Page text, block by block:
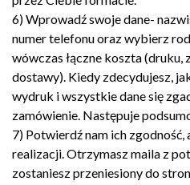
6) Wprowadź swoje dane-
numer telefonu oraz wybierz
wówczas łączne koszta (druku,
dostawy). Kiedy zdecydujesz,
wydruk i wszystkie dane się
zamówienie. Następuje
7) Potwierdź nam ich zgodność,
realizacji. Otrzymasz maila z
zostaniesz przeniesiony do